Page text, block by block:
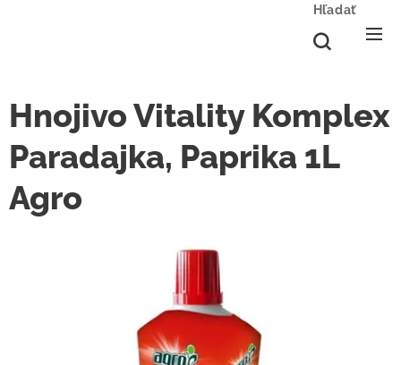
Hľadať
Hnojivo Vitality Komplex
Paradajka, Paprika 1L
Agro